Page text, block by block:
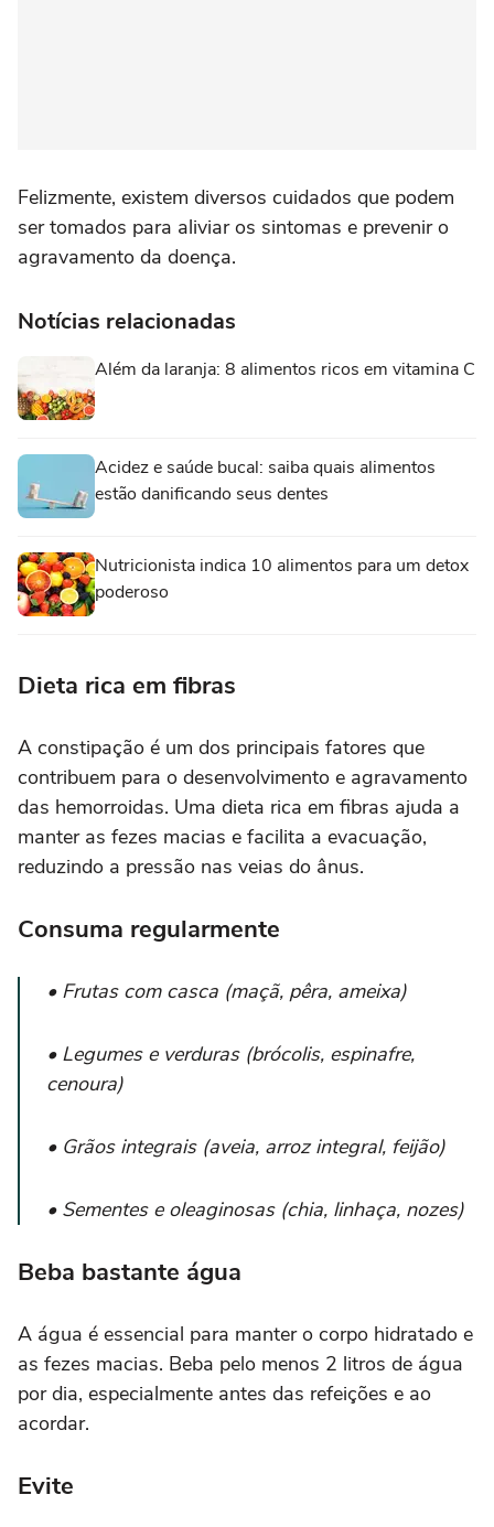
Felizmente, existem diversos cuidados que podem
ser tomados para aliviar os sintomas e prevenir o
agravamento da doença.
Notícias relacionadas
Além da laranja: 8 alimentos ricos em vitamina C
Acidez e saúde bucal: saiba quais alimentos
estão danificando seus dentes
Nutricionista indica 10 alimentos para um detox
poderoso
Dieta rica em fibras
A constipação é um dos principais fatores que
contribuem para o desenvolvimento e agravamento
das hemorroidas. Uma dieta rica em fibras ajuda a
manter as fezes macias e facilita a evacuação,
reduzindo a pressão nas veias do ânus.
Consuma regularmente
• Frutas com casca (maçã, pêra, ameixa)
• Legumes e verduras (brócolis, espinafre,
cenoura)
• Grãos integrais (aveia, arroz integral, feijão)
• Sementes e oleaginosas (chia, linhaça, nozes)
Beba bastante água
A água é essencial para manter o corpo hidratado e
as fezes macias. Beba pelo menos 2 litros de água
por dia, especialmente antes das refeições e ao
acordar.
Evite